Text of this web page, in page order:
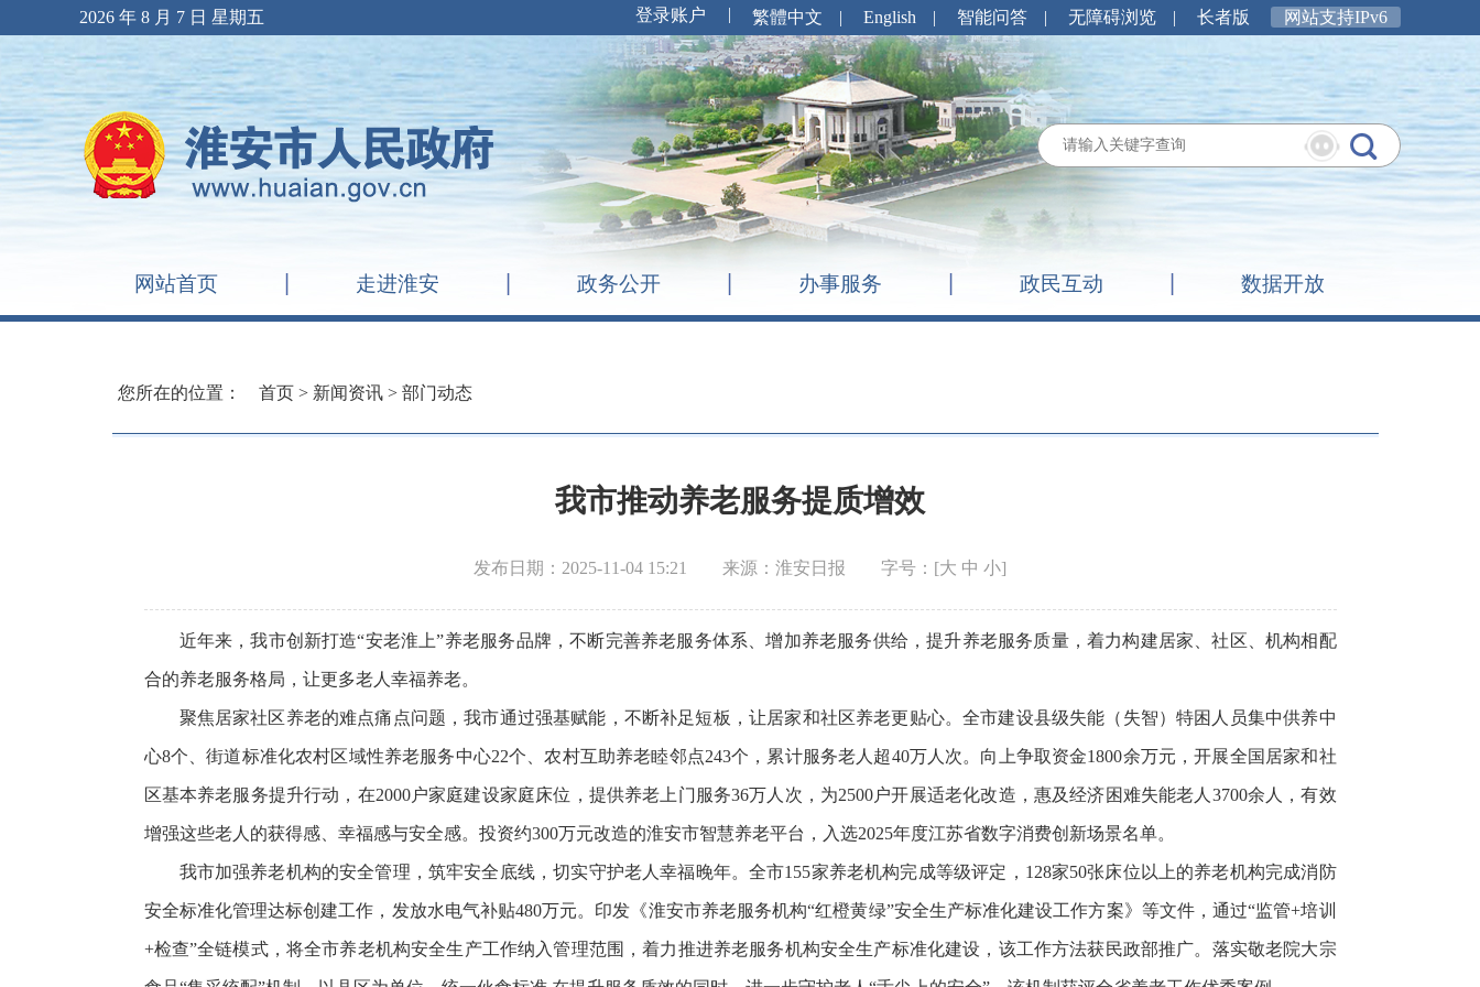
2026 年 8 月 7 日 星期五 繁體中文 | English | 智能问答 | 无障碍浏览 | 长者版 网站支持IPv6
网站首页 走进淮安 政务公开 办事服务 政民互动 数据开放
您所在的位置： 首页 > 新闻资讯 > 部门动态
我市推动养老服务提质增效
发布日期：2025-11-04 15:21 来源：淮安日报 字号：[大 中 小]
近年来，我市创新打造“安老淮上”养老服务品牌，不断完善养老服务体系、增加养老服务供给，提升养老服务质量，着力构建居家、社区、机构相配
合的养老服务格局，让更多老人幸福养老。
聚焦居家社区养老的难点痛点问题，我市通过强基赋能，不断补足短板，让居家和社区养老更贴心。全市建设县级失能（失智）特困人员集中供养中
心8个、街道标准化农村区域性养老服务中心22个、农村互助养老睦邻点243个，累计服务老人超40万人次。向上争取资金1800余万元，开展全国居家和社
区基本养老服务提升行动，在2000户家庭建设家庭床位，提供养老上门服务36万人次，为2500户开展适老化改造，惠及经济困难失能老人3700余人，有效
增强这些老人的获得感、幸福感与安全感。投资约300万元改造的淮安市智慧养老平台，入选2025年度江苏省数字消费创新场景名单。
我市加强养老机构的安全管理，筑牢安全底线，切实守护老人幸福晚年。全市155家养老机构完成等级评定，128家50张床位以上的养老机构完成消防
安全标准化管理达标创建工作，发放水电气补贴480万元。印发《淮安市养老服务机构“红橙黄绿”安全生产标准化建设工作方案》等文件，通过“监管+培训
+检查”全链模式，将全市养老机构安全生产工作纳入管理范围，着力推进养老服务机构安全生产标准化建设，该工作方法获民政部推广。落实敬老院大宗